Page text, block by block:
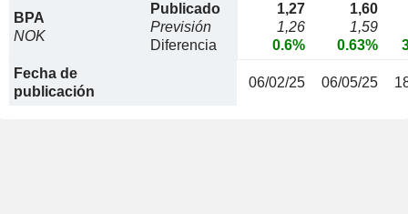
BPA
NOK
Publicado
Previsión
Diferencia
1,27
1,26
0.6%
1,60
1,59
0.63%
Fecha de
publicación
06/02/25 06/05/25